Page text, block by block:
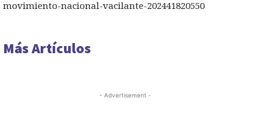
movimiento-nacional-vacilante-202441820550
Más Artículos
- Advertisement -